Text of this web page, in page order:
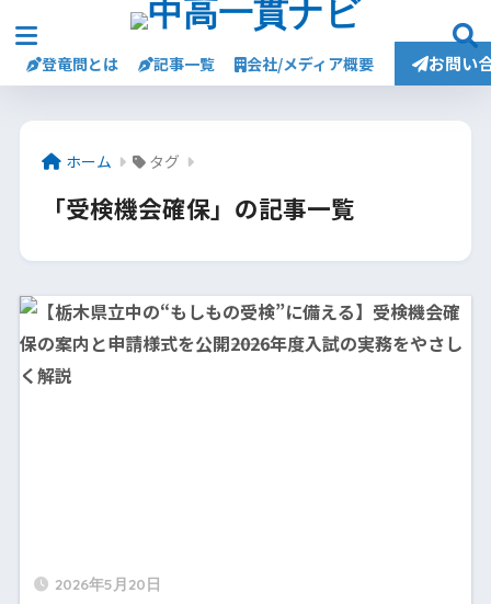
登竜問とは 記事一覧 会社/メディア概要 お問い
ホーム タグ
「受検機会確保」の記事一覧
2026年5月20日